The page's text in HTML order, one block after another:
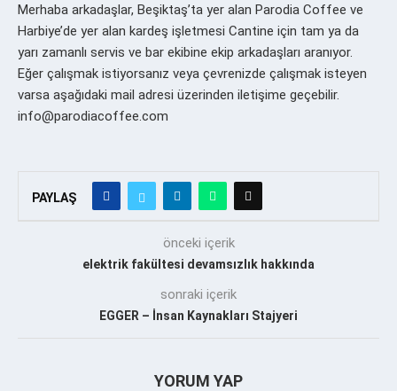
Merhaba arkadaşlar, Beşiktaş’ta yer alan Parodia Coffee ve
Harbiye’de yer alan kardeş işletmesi Cantine için tam ya da
yarı zamanlı servis ve bar ekibine ekip arkadaşları aranıyor.
Eğer çalışmak istiyorsanız veya çevrenizde çalışmak isteyen
varsa aşağıdaki mail adresi üzerinden iletişime geçebilir.
info@parodiacoffee.com
PAYLAŞ
önceki içerik
elektrik fakültesi devamsızlık hakkında
sonraki içerik
EGGER – İnsan Kaynakları Stajyeri
YORUM YAP